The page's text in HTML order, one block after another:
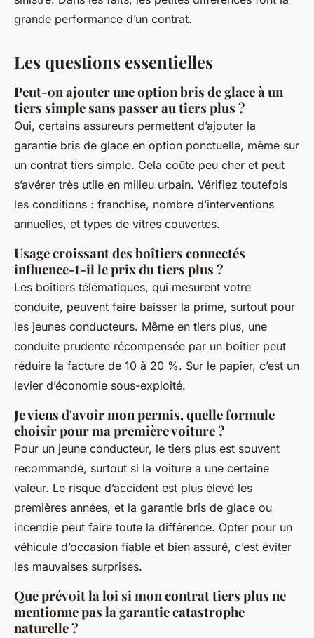
grande performance d’un contrat.
Les questions essentielles
Peut-on ajouter une option bris de glace à un
tiers simple sans passer au tiers plus ?
Oui, certains assureurs permettent d’ajouter la
garantie bris de glace en option ponctuelle, même sur
un contrat tiers simple. Cela coûte peu cher et peut
s’avérer très utile en milieu urbain. Vérifiez toutefois
les conditions : franchise, nombre d’interventions
annuelles, et types de vitres couvertes.
Usage croissant des boîtiers connectés
influence-t-il le prix du tiers plus ?
Les boîtiers télématiques, qui mesurent votre
conduite, peuvent faire baisser la prime, surtout pour
les jeunes conducteurs. Même en tiers plus, une
conduite prudente récompensée par un boîtier peut
réduire la facture de 10 à 20 %. Sur le papier, c’est un
levier d’économie sous-exploité.
Je viens d'avoir mon permis, quelle formule
choisir pour ma première voiture ?
Pour un jeune conducteur, le tiers plus est souvent
recommandé, surtout si la voiture a une certaine
valeur. Le risque d’accident est plus élevé les
premières années, et la garantie bris de glace ou
incendie peut faire toute la différence. Opter pour un
véhicule d’occasion fiable et bien assuré, c’est éviter
les mauvaises surprises.
Que prévoit la loi si mon contrat tiers plus ne
mentionne pas la garantie catastrophe
naturelle ?